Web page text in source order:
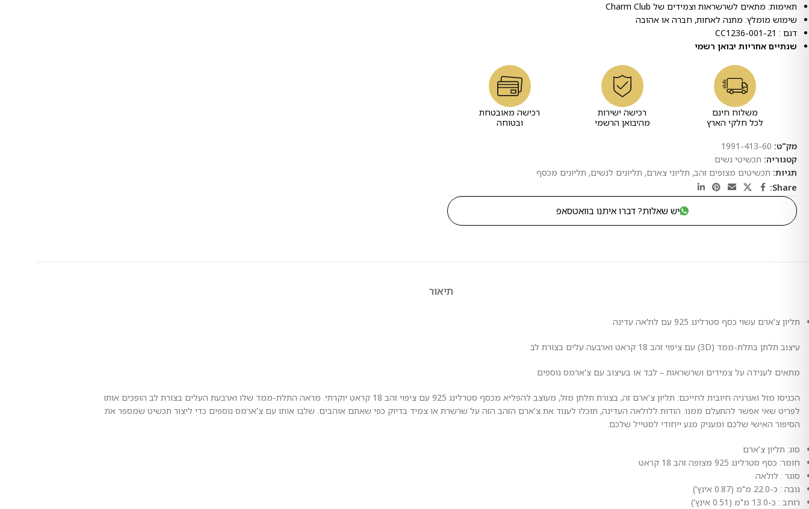
תאימות: מתאים לשרשראות וצמידים של Charm Club
שימוש מומלץ: מתנה לאחות, חברה או אהובה
דגם : CC1236-001-21
שנתיים אחריות יבואן רשמי
משלוח חינם
לכל חלקי הארץ
רכישה ישירות
מהיבואן הרשמי
רכישה מאובטחת
ובטוחה
מק"ט: 1991-413-60
קטגוריה: תכשיטי נשים
תגיות: תכשיטים מצופים זהב, תליוני צארם, תליונים לנשים, תליונים מכסף
Share:
יש שאלות? דברו איתנו בוואטסאפ
תיאור
תליון צ'ארם עשוי כסף סטרלינג 925 עם לולאה עדינה
עיצוב תלתן בתלת-ממד (3D) עם ציפוי זהב 18 קראט וארבעה עלים בצורת לב
מתאים לענידה על צמידים ושרשראות – לבד או בעיצוב עם צ'ארמס נוספים
הכניסו מזל ואנרגיה חיובית לחייכם: תליון צ'ארם זה, בצורת תלתן מזל, מעוצב להפליא מכסף סטרלינג 925 עם ציפוי זהב 18 קראט יוקרתי. מראה התלת-ממד שלו וארבעת העלים בצורת לב הופכים אותו
לפריט שאי אפשר להתעלם ממנו. הודות ללולאה העדינה, תוכלו לענוד את צ'ארם הזהב הזה על שרשרת או צמיד בדיוק כפי שאתם אוהבים. שלבו אותו עם צ'ארמס נוספים כדי ליצור תכשיט שמספר את
הסיפור האישי שלכם ומעניק מגע ייחודי לסטייל שלכם.
סוג: תליון צ'ארם
חומר: כסף סטרלינג 925 מצופה זהב 18 קראט
סוגר : לולאה
גובה : כ-22.0 מ"מ (0.87 אינץ')
רוחב : כ-13.0 מ"מ (0.51 אינץ')